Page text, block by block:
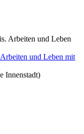
und Leben mit
Innenstadt)